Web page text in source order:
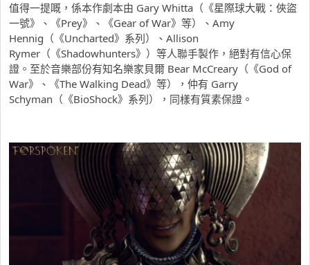
值得一提嘅，係本作劇本由 Gary Whitta（《星際球大戰：俠盜
一號》、《Prey》、《Gear of War》等）、Amy
Hennig（《Uncharted》系列）、Allison
Rymer（《Shadowhunters》）等人聯手製作，絕對有信心保
證。至於音樂部份有知名樂家貝爾 Bear McCreary（《God of
War》、《The Walking Dead》等），仲有 Garry
Schyman（《BioShock》系列），同樣有質素保證。